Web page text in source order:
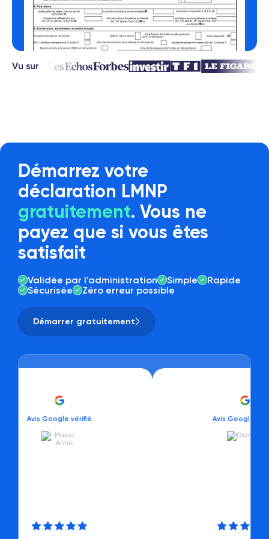
Vu sur
Démarrez votre
déclaration LMNP
gratuitement. Vous ne
payez que si vous êtes
satisfait
Validée par l’administration Simple
Rapide
Sécurisée
Zéro erreur possible
Démarrer gratuitement
Google vérifié Avis Google vérifié